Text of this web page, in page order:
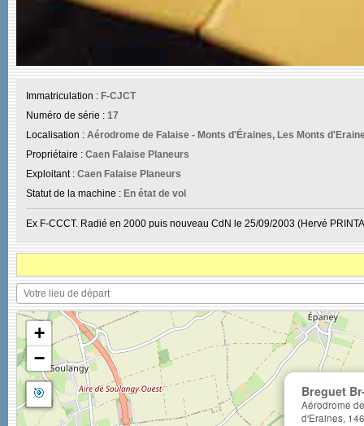
Immatriculation : F-CJCT
Numéro de série : 17
Localisation : Aérodrome de Falaise - Monts d'Éraines, Les Monts
Propriétaire : Caen Falaise Planeurs
Exploitant : Caen Falaise Planeurs
Statut de la machine : En état de vol
Ex F-CCCT. Radié en 2000 puis nouveau CdN le 25/09/2003 (Hervé
Breguet
Aérodrome
d'Eraines,
+
−
🎯